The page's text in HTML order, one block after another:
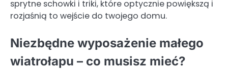
sprytne schowki i triki, które optycznie powiększą i
rozjaśnią to wejście do twojego domu.
Niezbędne wyposażenie małego
wiatrołapu – co musisz mieć?